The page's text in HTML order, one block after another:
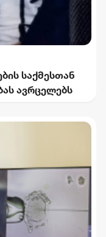
საქმესთან
ავრცელებს